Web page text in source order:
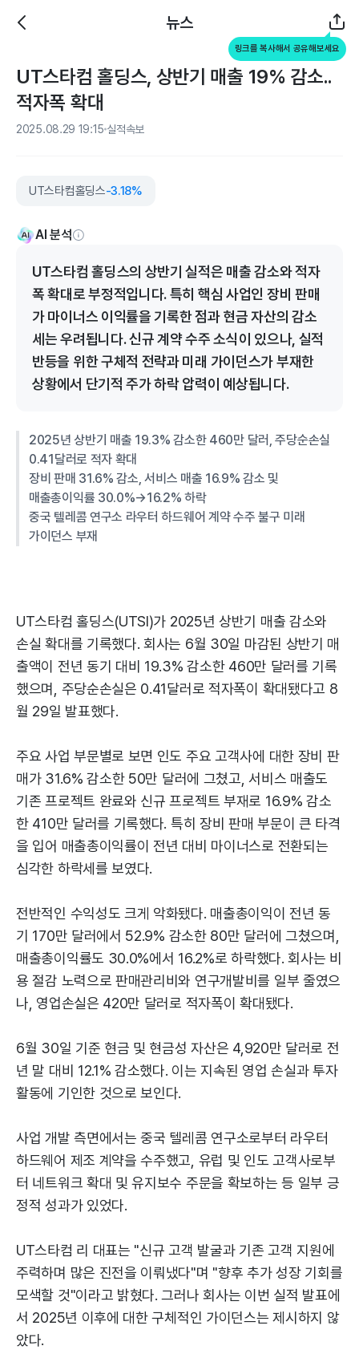
뉴스
링크를 복사해서 공유해보세요
UT스타컴 홀딩스, 상반기 매출 19% 감소..
적자폭 확대
2025.08.29 19:15 실적속보
UT스타컴홀딩스-3.18%
AI 분석
UT스타컴 홀딩스의 상반기 실적은 매출 감소와 적자
폭 확대로 부정적입니다. 특히 핵심 사업인 장비 판매
가 마이너스 이익률을 기록한 점과 현금 자산의 감소
세는 우려됩니다. 신규 계약 수주 소식이 있으나, 실적
반등을 위한 구체적 전략과 미래 가이던스가 부재한
상황에서 단기적 주가 하락 압력이 예상됩니다.
2025년 상반기 매출 19.3% 감소한 460만 달러, 주당순손실
0.41달러로 적자 확대
장비 판매 31.6% 감소, 서비스 매출 16.9% 감소 및
매출총이익률 30.0%→16.2% 하락
중국 텔레콤 연구소 라우터 하드웨어 계약 수주 불구 미래
가이던스 부재
UT스타컴 홀딩스(UTSI)가 2025년 상반기 매출 감소와
손실 확대를 기록했다. 회사는 6월 30일 마감된 상반기 매
출액이 전년 동기 대비 19.3% 감소한 460만 달러를 기록
했으며, 주당순손실은 0.41달러로 적자폭이 확대됐다고 8
월 29일 발표했다.
주요 사업 부문별로 보면 인도 주요 고객사에 대한 장비 판
매가 31.6% 감소한 50만 달러에 그쳤고, 서비스 매출도
기존 프로젝트 완료와 신규 프로젝트 부재로 16.9% 감소
한 410만 달러를 기록했다. 특히 장비 판매 부문이 큰 타격
을 입어 매출총이익률이 전년 대비 마이너스로 전환되는
심각한 하락세를 보였다.
전반적인 수익성도 크게 악화됐다. 매출총이익이 전년 동
기 170만 달러에서 52.9% 감소한 80만 달러에 그쳤으며,
매출총이익률도 30.0%에서 16.2%로 하락했다. 회사는 비
용 절감 노력으로 판매관리비와 연구개발비를 일부 줄였으
나, 영업손실은 420만 달러로 적자폭이 확대됐다.
6월 30일 기준 현금 및 현금성 자산은 4,920만 달러로 전
년 말 대비 12.1% 감소했다. 이는 지속된 영업 손실과 투자
활동에 기인한 것으로 보인다.
사업 개발 측면에서는 중국 텔레콤 연구소로부터 라우터
하드웨어 제조 계약을 수주했고, 유럽 및 인도 고객사로부
터 네트워크 확대 및 유지보수 주문을 확보하는 등 일부 긍
정적 성과가 있었다.
UT스타컴 리 대표는 "신규 고객 발굴과 기존 고객 지원에
주력하며 많은 진전을 이뤄냈다"며 "향후 추가 성장 기회를
모색할 것"이라고 밝혔다. 그러나 회사는 이번 실적 발표에
서 2025년 이후에 대한 구체적인 가이던스는 제시하지 않
았다.